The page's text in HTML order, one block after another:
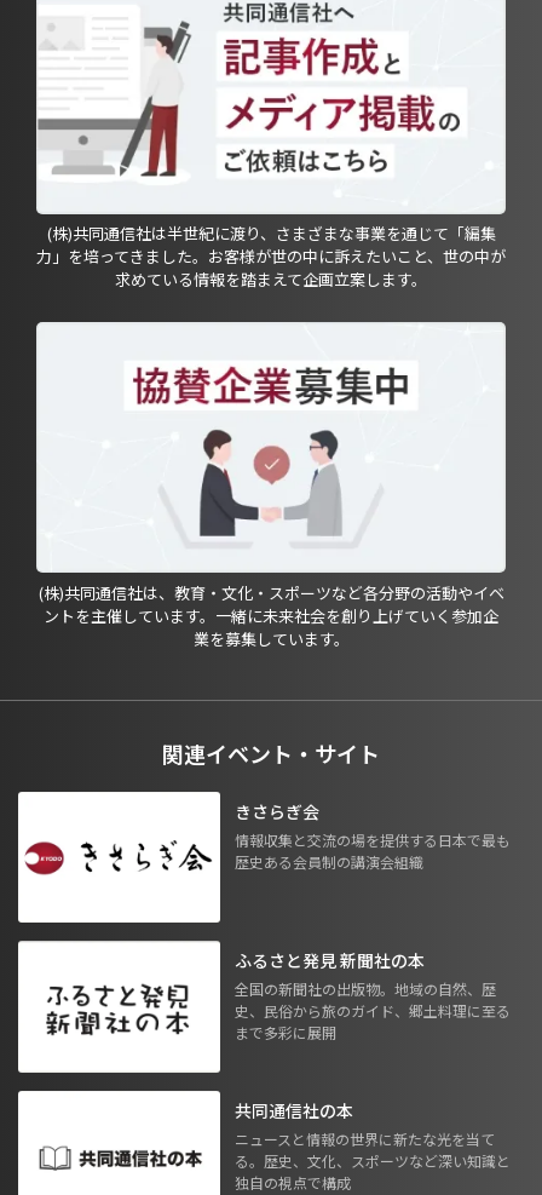
(株)共同通信社は半世紀に渡り、さまざまな事業を通じて「編集
力」を培ってきました。お客様が世の中に訴えたいこと、世の中が
求めている情報を踏まえて企画立案します。
(株)共同通信社は、教育・文化・スポーツなど各分野の活動やイベ
ントを主催しています。一緒に未来社会を創り上げていく参加企
業を募集しています。
関連イベント・サイト
きさらぎ会
情報収集と交流の場を提供する日本で最も
歴史ある会員制の講演会組織
ふるさと発見 新聞社の本
全国の新聞社の出版物。地域の自然、歴
史、民俗から旅のガイド、郷土料理に至る
まで多彩に展開
共同通信社の本
ニュースと情報の世界に新たな光を当て
る。歴史、文化、スポーツなど深い知識と
独自の視点で構成